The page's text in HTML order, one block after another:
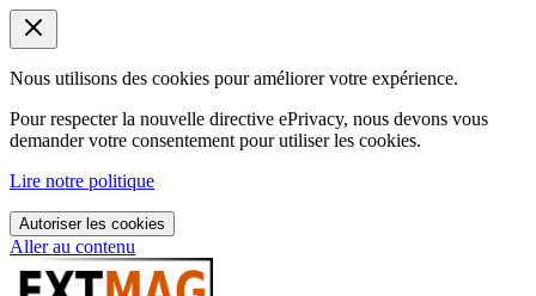
Nous utilisons des cookies pour améliorer votre expérience.
Pour respecter la nouvelle directive ePrivacy, nous devons vous
demander votre consentement pour utiliser les cookies.
Lire notre politique
Autoriser les cookies
Aller au contenu